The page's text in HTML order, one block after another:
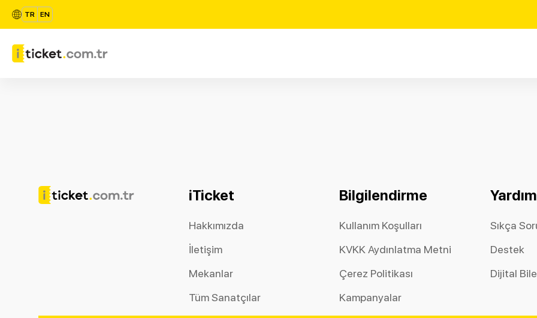
TR EN
iTicket
Hakkımızda
İletişim
Mekanlar
Tüm Sanatçılar
Bilgilendirme
Kullanım Koşulları
KVKK Aydınlatma Metni
Çerez Politikası
Kampanyalar
Yardım
Sıkça
Destek
Dijital